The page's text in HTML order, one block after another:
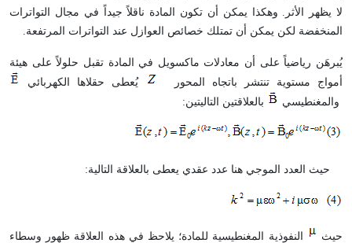
لا يظهر الأثر. وهكذا يمكن أن تكون المادة ناقلاً جيداً في مجال التواترات
المنخفضة لكن يمكن أن تمتلك خصائص العوازل عند التواترات المرتفعة.
يُبرهَن رياضياً على أن معادلات ماكسويل في المادة تقبل حلولاً على هيئة
أمواج مستوية تنتشر باتجاه المحور
يُعطى حقلاها الكهربائي
والمغنطيسي
بالعلاقتين التاليتين:
حيث العدد الموجي هنا عدد عقدي يعطى بالعلاقة التالية:
حيث
النفوذية المغنطيسية للمادة؛ يلاحظ في هذه العلاقة ظهور وسطاء